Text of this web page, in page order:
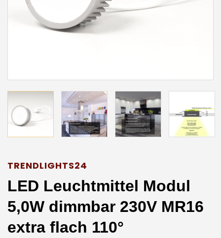
TRENDLIGHTS24
LED Leuchtmittel Modul
5,0W dimmbar 230V MR16
extra flach 110°